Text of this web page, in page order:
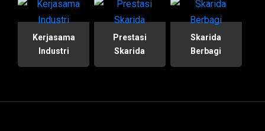
Kerjasama
Industri
Prestasi
Skarida
Skarida
Berbagi